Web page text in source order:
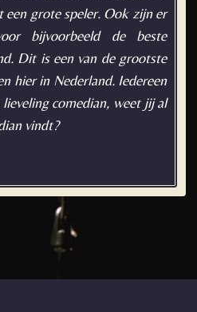
een grote speler. Ook zijn er
bijvoorbeeld de beste
Dit is een van de grootste
hier in Nederland. Iedereen
comedian, weet jij al
vindt?